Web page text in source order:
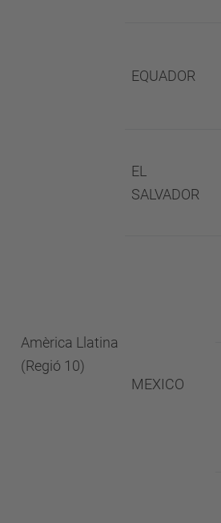
Amèrica Llatina
(Regió 10)
EQUADOR
EL
SALVADOR
MEXICO